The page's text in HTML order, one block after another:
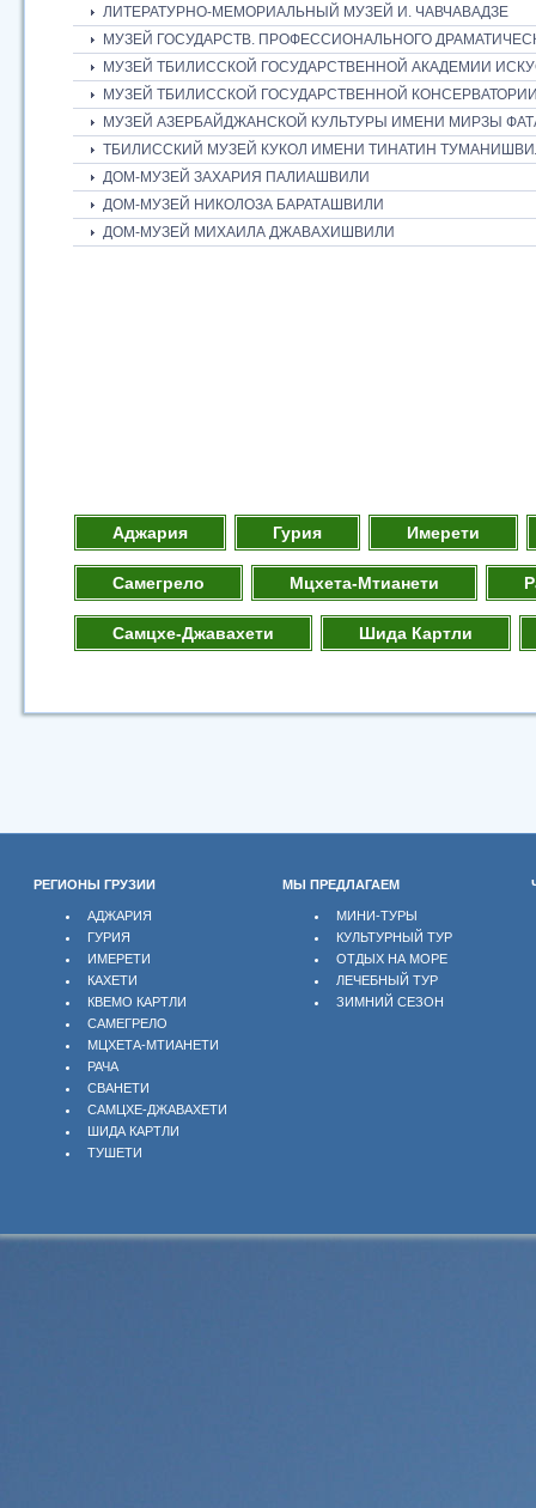
ЛИТЕРАТУРНО-МЕМОРИАЛЬНЫЙ МУЗЕЙ И. ЧАВЧАВАДЗЕ
МУЗЕЙ ГОСУДАРСТВ. ПРОФЕССИОНАЛЬНОГО
МУЗЕЙ ТБИЛИССКОЙ ГОСУДАРСТВЕННОЙ АКАДЕМИИ
МУЗЕЙ ТБИЛИССКОЙ ГОСУДАРСТВЕННОЙ
МУЗЕЙ АЗЕРБАЙДЖАНСКОЙ КУЛЬТУРЫ ИМЕНИ МИРЗЫ
ТБИЛИССКИЙ МУЗЕЙ КУКОЛ ИМЕНИ ТИНАТИН
ДОМ-МУЗЕЙ ЗАХАРИЯ ПАЛИАШВИЛИ
ДОМ-МУЗЕЙ НИКОЛОЗА БАРАТАШВИЛИ
ДОМ-МУЗЕЙ МИХАИЛА ДЖАВАХИШВИЛИ
Аджария Гурия Имерети
Самегрело Мцхета-Мтианети
Самцхе-Джавахети Шида Картли
РЕГИОНЫ ГРУЗИИ МЫ ПРЕДЛАГАЕМ
АДЖАРИЯ
ГУРИЯ
ИМЕРЕТИ
КАХЕТИ
КВЕМО КАРТЛИ
САМЕГРЕЛО
МЦХЕТА-МТИАНЕТИ
РАЧА
СВАНЕТИ
САМЦХЕ-ДЖАВАХЕТИ
ШИДА КАРТЛИ
ТУШЕТИ
МИНИ-ТУРЫ
КУЛЬТУРНЫЙ ТУР
ОТДЫХ НА МОРЕ
ЛЕЧЕБНЫЙ ТУР
ЗИМНИЙ СЕЗОН